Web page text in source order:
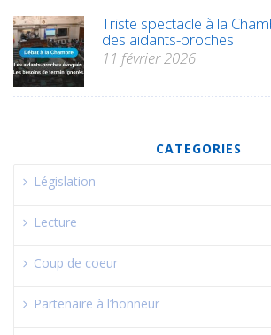
Triste spectacle à la
des aidants-proches
11 février 2026
CATEGORIES
Législation
Lecture
Coup de coeur
Partenaire à l’honneur